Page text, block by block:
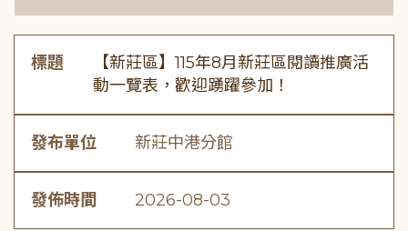
標題
【新莊區】115年8月新莊區閱讀推廣活
動一覽表，歡迎踴躍參加！
發布單位 新莊中港分館
發佈時間 2026-08-03